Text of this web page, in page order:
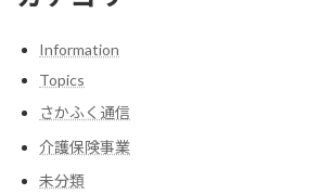
Information
Topics
さかふく通信
介護保険事業
未分類